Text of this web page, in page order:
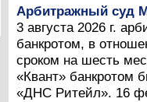
Арбитражный суд
3 августа 2026 г.
банкротом, в
сроком на шесть
«Квант» банкротом
«ДНС Ритейл». 16